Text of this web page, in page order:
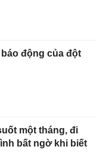
động của đột
một tháng, đi
bất ngờ khi biết